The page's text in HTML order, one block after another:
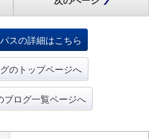
スの詳細はこちら
のトップページへ
ブログ一覧ページへ